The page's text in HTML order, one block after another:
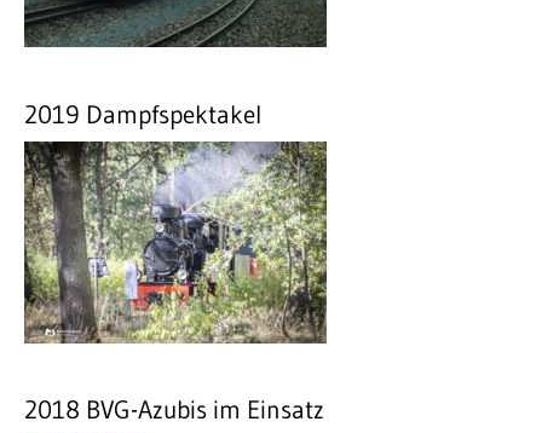
2019 Dampfspektakel
2018 BVG-Azubis im Einsatz